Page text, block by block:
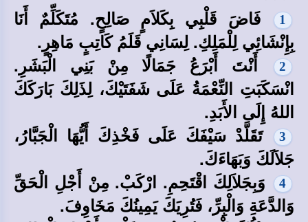
1
فَاضَ قَلْبِي بِكَلاَمٍ صَالِحٍ. مُتَكَلِّمٌ أَنَا
بِإِنْشَائِي لِلْمَلِكِ. لِسَانِي قَلَمُ كَاتِبٍ مَاهِرٍ.
2
أَنْتَ أَبْرَعُ جَمَالًا مِنْ بَنِي الْبَشَرِ.
انْسَكَبَتِ النِّعْمَةُ عَلَى شَفَتَيْكَ، لِذَلِكَ بَارَكَكَ
اللهُ إِلَى الأَبَدِ.
3
تَقَلَّدْ سَيْفَكَ عَلَى فَخْذِكَ أَيُّهَا الْجَبَّارُ،
جَلاَلَكَ وَبَهَاءَكَ.
4
وَبِجَلاَلِكَ اقْتَحِمِ. ارْكَبْ. مِنْ أَجْلِ الْحَقِّ
وَالدَّعَةِ وَالْبِرِّ، فَتُرِيَكَ يَمِينُكَ مَخَاوِفَ.